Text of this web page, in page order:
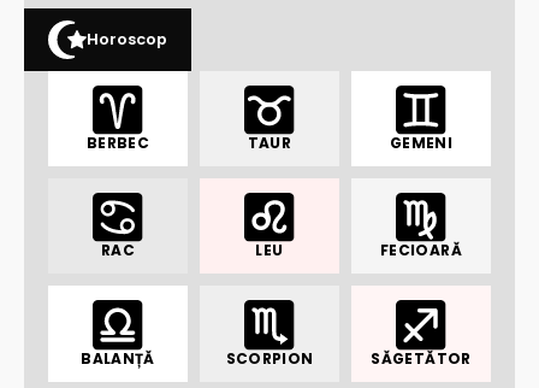
Horoscop
BERBEC TAUR GEMENI
RAC LEU FECIOARĂ
BALANȚĂ SCORPION SĂGETĂTOR